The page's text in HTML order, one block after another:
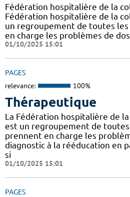
Fédération hospitalière de la
Fédération hospitalière de la
un regroupement de toutes
en charge les problèmes de
01/10/2025 15:01
PAGES
relevance: 100%
Thérapeutique
La Fédération hospitalière de
est un regroupement de
prennent en charge les
diagnostic à la rééducation en
si
01/10/2025 15:01
PAGES